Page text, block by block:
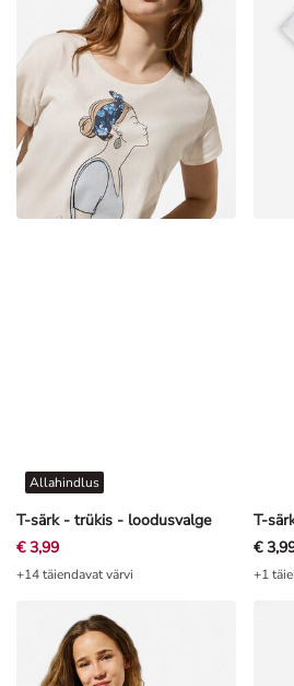
T-särk - trükis - loodusvalge
€ 3,99
+14 täiendavat värvi
€
+1